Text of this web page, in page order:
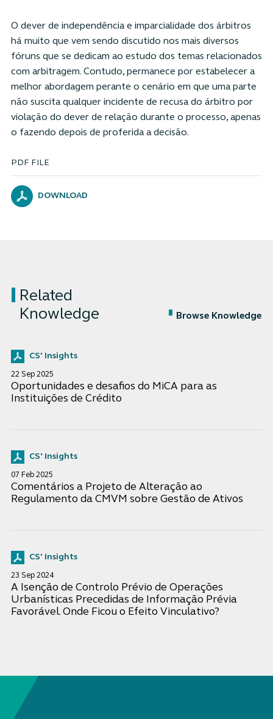
PDF FILE
DOWNLOAD
O dever de independência e imparcialidade dos árbitros
há muito que vem sendo discutido nos mais diversos
fóruns que se dedicam ao estudo dos temas relacionados
com arbitragem. Contudo, permanece por estabelecer a
melhor abordagem perante o cenário em que uma parte
não suscita qualquer incidente de recusa do árbitro por
violação do dever de relação durante o processo, apenas
o fazendo depois de proferida a decisão.
Related
Knowledge
Browse Knowledge
CS' Insights
22 Sep 2025
Oportunidades e desafios do MiCA para as
Instituições de Crédito
CS' Insights
07 Feb 2025
Comentários a Projeto de Alteração ao
Regulamento da CMVM sobre Gestão de Ativos
CS' Insights
23 Sep 2024
A Isenção de Controlo Prévio de Operações
Urbanísticas Precedidas de Informação Prévia
Favorável. Onde Ficou o Efeito Vinculativo?